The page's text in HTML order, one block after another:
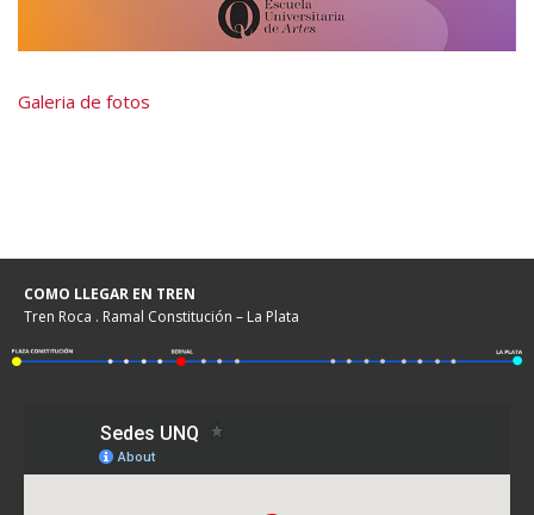
Galeria de fotos
COMO LLEGAR EN TREN
Tren Roca . Ramal Constitución – La Plata